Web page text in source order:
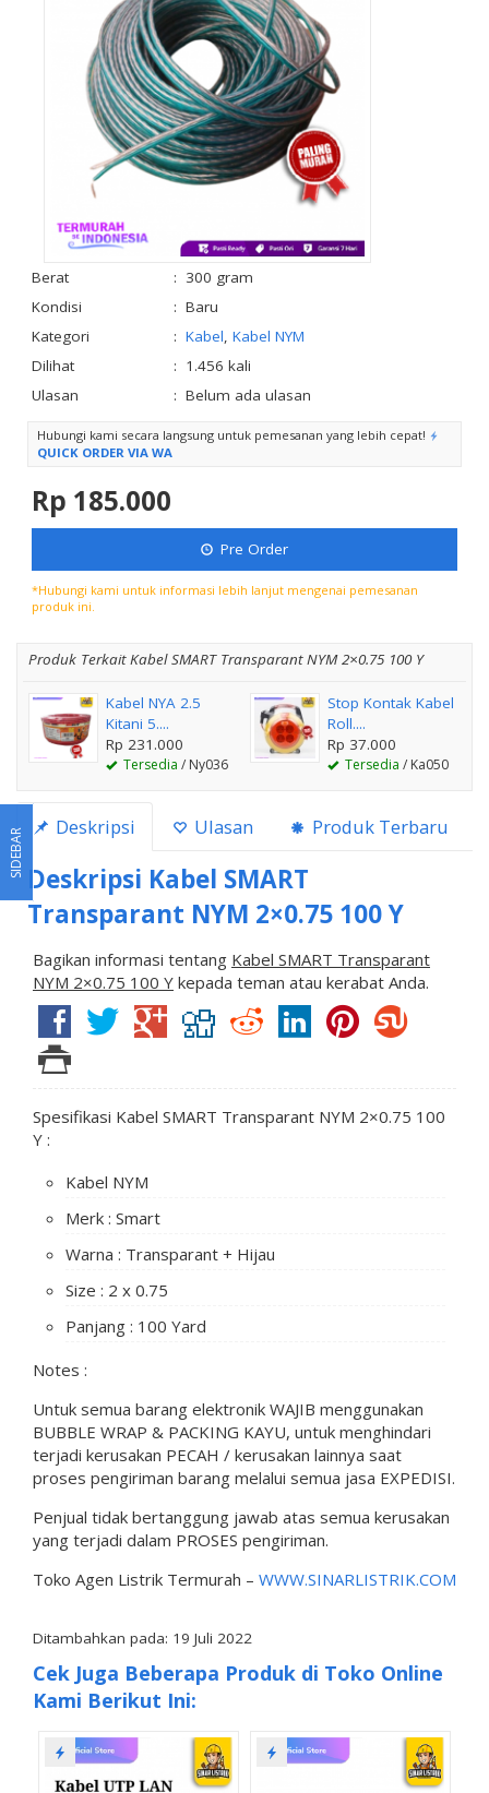
Berat : 300 gram
Kondisi
: Baru
Kategori
: Kabel Kabel NYM
Dilihat
: 1.456 kali
Ulasan
: Belum ada ulasan
Hubungi kami secara langsung untuk pemesanan yang lebih cepat!
QUICK ORDER VIA WA
Rp 185.000
Pre Order
*Hubungi kami untuk informasi lebih lanjut mengenai pemesanan
produk ini.
Produk Terkait Kabel SMART Transparant NYM 2×0.75 100 Y
Kabel NYA 2.5
Kitani 5....
Rp 231.000
Tersedia / Ny036
Stop Kontak Kabel
Roll....
Rp 37.000
Tersedia / Ka050
Deskripsi Ulasan Produk Terbaru
Deskripsi Kabel SMART
Transparant NYM 2×0.75 100 Y
Bagikan informasi tentang Kabel SMART Transparant
NYM 2×0.75 100 Y kepada teman atau kerabat Anda.
Spesifikasi Kabel SMART Transparant NYM 2×0.75 100
Y :
Kabel NYM
Merk : Smart
Warna : Transparant + Hijau
Size : 2 x 0.75
Panjang : 100 Yard
Notes :
Untuk semua barang elektronik WAJIB menggunakan
BUBBLE WRAP & PACKING KAYU, untuk menghindari
terjadi kerusakan PECAH / kerusakan lainnya saat
proses pengiriman barang melalui semua jasa EXPEDISI.
Penjual tidak bertanggung jawab atas semua kerusakan
yang terjadi dalam PROSES pengiriman.
Toko Agen Listrik Termurah – WWW.SINARLISTRIK.COM
Ditambahkan pada: 19 Juli 2022
Cek Juga Beberapa Produk di Toko Online
Kami Berikut Ini:
SIDEBAR